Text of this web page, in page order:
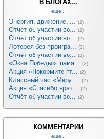
В БЛОГАХ...
еще...
Энергия, движение, ... (2)
Отчёт об участии во... (2)
Отчёт об участии во... (2)
Лотерея без проигра... (2)
Отчёт об участии во... (2)
«Окна Победы»: памя... (2)
Акция «Покормите пт... (2)
Классный час «Миру ... (2)
Акция «Спасибо врач... (2)
Отчёт об участии во... (2)
КОММЕНТАРИИ
еще...